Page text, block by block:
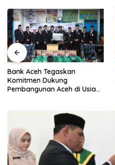
Bank Aceh Tegaskan
Komitmen Dukung
Pembangunan Aceh di Usia